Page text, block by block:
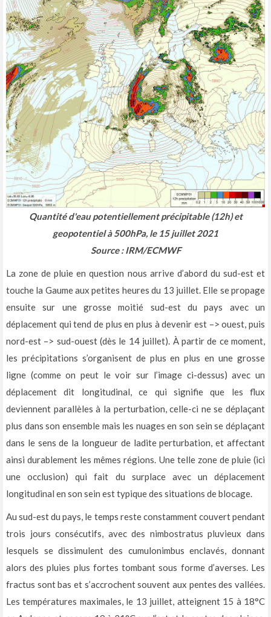
Quantité d'eau potentiellement précipitable (12h) et
geopotentiel à 500hPa, le 15 juillet 2021
Source : IRM/ECMWF
La zone de pluie en question nous arrive d’abord du sud-est et
touche la Gaume aux petites heures du 13 juillet. Elle se propage
ensuite sur une grosse moitié sud-est du pays avec un
déplacement qui tend de plus en plus à devenir est –> ouest, puis
nord-est –> sud-ouest (dès le 14 juillet). À partir de ce moment,
les précipitations s’organisent de plus en plus en une grosse
ligne (comme on peut le voir sur l’image ci-dessus) avec un
déplacement dit longitudinal, ce qui signifie que les flux
deviennent parallèles à la perturbation, celle-ci ne se déplaçant
plus dans son ensemble mais les nuages en son sein se déplaçant
dans le sens de la longueur de ladite perturbation, et affectant
ainsi durablement les mêmes régions. Une telle zone de pluie (ici
une occlusion) qui fait du surplace avec un déplacement
longitudinal en son sein est typique des situations de blocage.
Au sud-est du pays, le temps reste constamment couvert pendant
trois jours consécutifs, avec des nimbostratus pluvieux dans
lesquels se dissimulent des cumulonimbus enclavés, donnant
alors des pluies plus fortes tombant sous forme d’averses. Les
fractus sont bas et s’accrochent souvent aux pentes des vallées.
Les températures maximales, le 13 juillet, atteignent 15 à 18°C